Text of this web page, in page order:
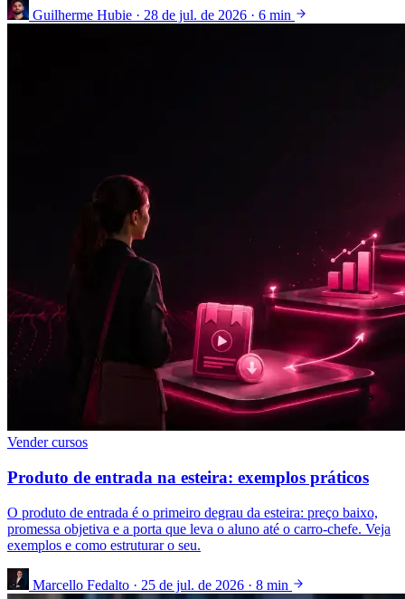
Guilherme Hubie · 28 de jul. de 2026 · 6 min
Vender cursos
Produto de entrada na esteira: exemplos práticos
O produto de entrada é o primeiro degrau da esteira: preço baixo,
promessa objetiva e a porta que leva o aluno até o carro-chefe. Veja
exemplos e como estruturar o seu.
Marcello Fedalto · 25 de jul. de 2026 · 8 min